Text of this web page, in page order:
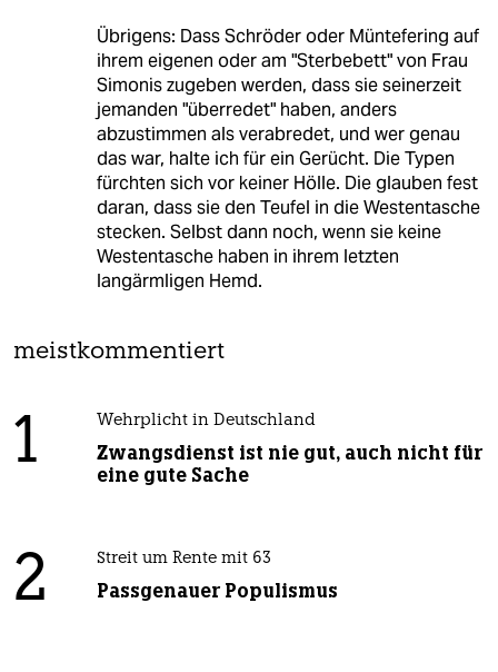
Übrigens: Dass Schröder oder Müntefering auf
ihrem eigenen oder am "Sterbebett" von Frau
Simonis zugeben werden, dass sie seinerzeit
jemanden "überredet" haben, anders
abzustimmen als verabredet, und wer genau
das war, halte ich für ein Gerücht. Die Typen
fürchten sich vor keiner Hölle. Die glauben fest
daran, dass sie den Teufel in die Westentasche
stecken. Selbst dann noch, wenn sie keine
Westentasche haben in ihrem letzten
langärmligen Hemd.
meistkommentiert
1 Wehrplicht in Deutschland
Zwangsdienst ist nie gut, auch nicht für
eine gute Sache
2 Streit um Rente mit 63
Passgenauer Populismus